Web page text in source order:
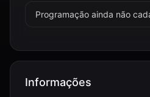
Programação ainda não
Informações